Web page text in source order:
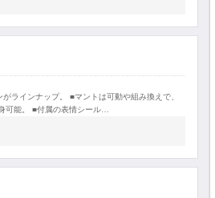
ラインナップ。 ■マントは可動や組み換えで、
可能。 ■付属の表情シール…